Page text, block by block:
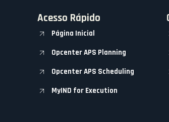
Acesso Rápido
Página Inicial
Opcenter APS Planning
Opcenter APS Scheduling
MyIND for Execution